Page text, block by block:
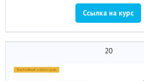
Ссылка на курс
20